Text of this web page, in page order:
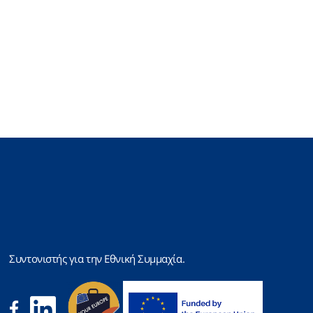
Συντονιστής για την Εθνική Συμμαχία.